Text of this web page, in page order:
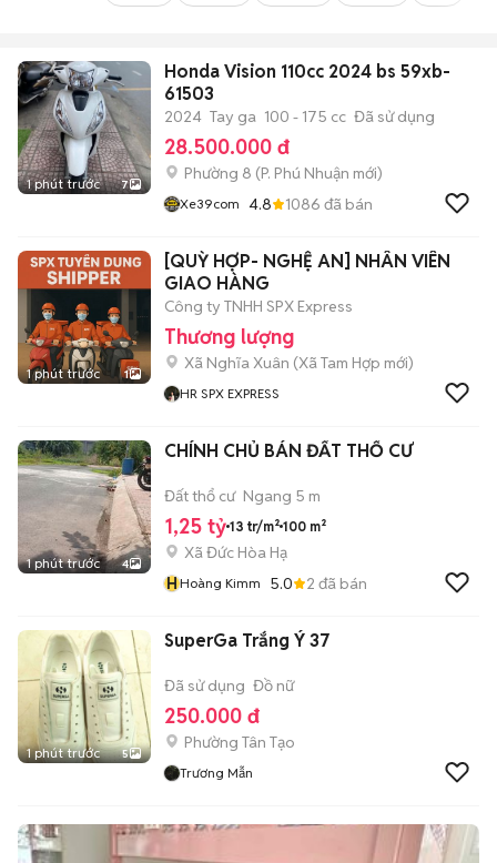
1 phút trước 7
Honda Vision 110cc 2024 bs 59xb-
61503
2024 Tay ga 100 - 175 cc Đã sử dụng
28.500.000 đ
Phường 8 (P. Phú Nhuận mới)
Xe39com 4.8 1086 đã bán
1 phút trước 1
[QUỲ HỢP- NGHỆ AN] NHÂN VIÊN
GIAO HÀNG
Công ty TNHH SPX Express
Thương lượng
Xã Nghĩa Xuân (Xã Tam Hợp mới)
HR SPX EXPRESS
1 phút trước 4
CHÍNH CHỦ BÁN ĐẤT THỔ CƯ
Đất thổ cư Ngang 5 m
1,25 tỷ 13 tr/m² 100 m²
Xã Đức Hòa Hạ
HHoàng Kimm 5.0 2 đã bán
1 phút trước 5
SuperGa Trắng Ý 37
Đã sử dụng Đồ nữ
250.000 đ
Phường Tân Tạo
Trương Mẫn